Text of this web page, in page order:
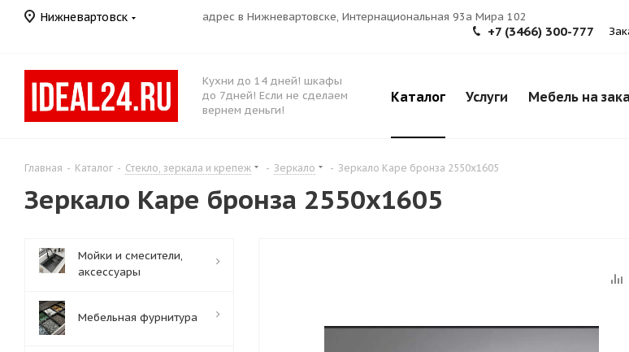
Нижневартовск адрес в Нижневартовске, Интернациональная 93а Мира 102
+7 (3466) 300-777
Кухни до 14 дней! шкафы
до 7дней! Если не сделаем
вернем деньги!
Каталог Услуги Мебель на
Главная - Каталог - Стекло, зеркала и крепеж - Зеркало - Зеркало Каре бронза 2550х1605
Зеркало Каре бронза 2550х1605
Мойки и смесители,
аксессуары
Мебельная фурнитура